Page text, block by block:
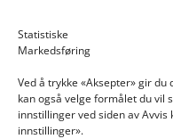
Statistiske
Markedsføring
Ved å trykke «Aksepter» gir
kan også velge formålet du vil
innstillinger ved siden av
innstillinger».